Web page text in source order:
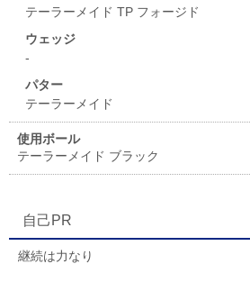
テーラーメイド TP フォージド
ウェッジ
-
パター
テーラーメイド
使用ボール
テーラーメイド ブラック
自己PR
継続は力なり